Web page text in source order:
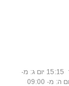
יום א: מ- 09:00 עד 15:15 יום ב: מ- 09:00 עד 15:15 יום ג: מ-